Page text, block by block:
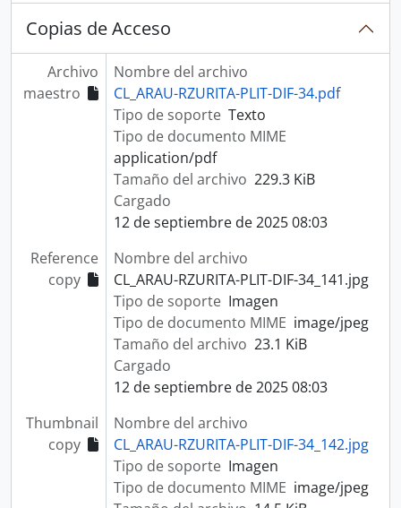
Copias de Acceso
Archivo
maestro
Nombre del archivo
CL_ARAU-RZURITA-PLIT-DIF-34.pdf
Tipo de soporte Texto
Tipo de documento MIME
application/pdf
Tamaño del archivo 229.3 KiB
Cargado
12 de septiembre de 2025 08:03
Reference
copy
Nombre del archivo
CL_ARAU-RZURITA-PLIT-DIF-34_141.jpg
Tipo de soporte Imagen
Tipo de documento MIME image/jpeg
Tamaño del archivo 23.1 KiB
Cargado
12 de septiembre de 2025 08:03
Thumbnail
copy
Nombre del archivo
CL_ARAU-RZURITA-PLIT-DIF-34_142.jpg
Tipo de soporte Imagen
Tipo de documento MIME image/jpeg